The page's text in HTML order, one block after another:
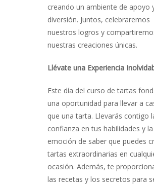
creando un ambiente de apoyo
diversión. Juntos, celebraremos
nuestros logros y
nuestras creaciones únicas.
Llévate una Experiencia
Este día del curso de tartas
una oportunidad para llevar a
que una tarta. Llevarás contigo
confianza en tus habilidades y la
emoción de saber que puedes
tartas extraordinarias en
ocasión. Además, te
las recetas y los secretos para